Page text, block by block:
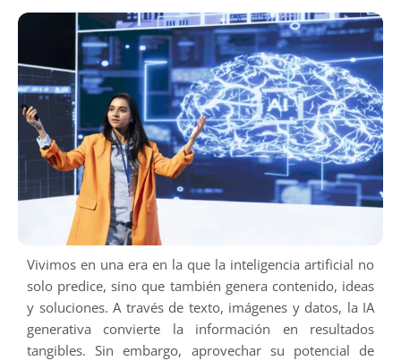
Vivimos en una era en la que la inteligencia artificial no
solo predice, sino que también genera contenido, ideas
y soluciones. A través de texto, imágenes y datos, la IA
generativa convierte la información en resultados
tangibles. Sin embargo, aprovechar su potencial de